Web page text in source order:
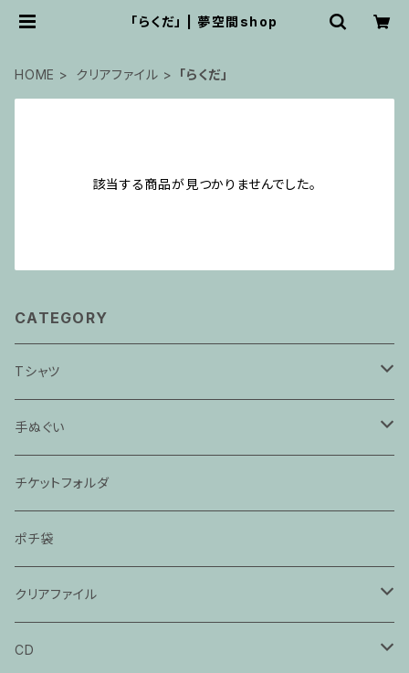
「らくだ」 | 夢空間shop
HOME クリアファイル 「らくだ」
該当する商品が見つかりませんでした。
CATEGORY
Tシャツ
「ぞろぞろ」
「抜け雀」
「猫と金魚」
「大工調べ」
「粗忽の釘」
手ぬぐい
「時そば」
「死神」
「たぬき」
「茶の湯」
チケットフォルダ
ポチ袋
クリアファイル
「死神」
CD